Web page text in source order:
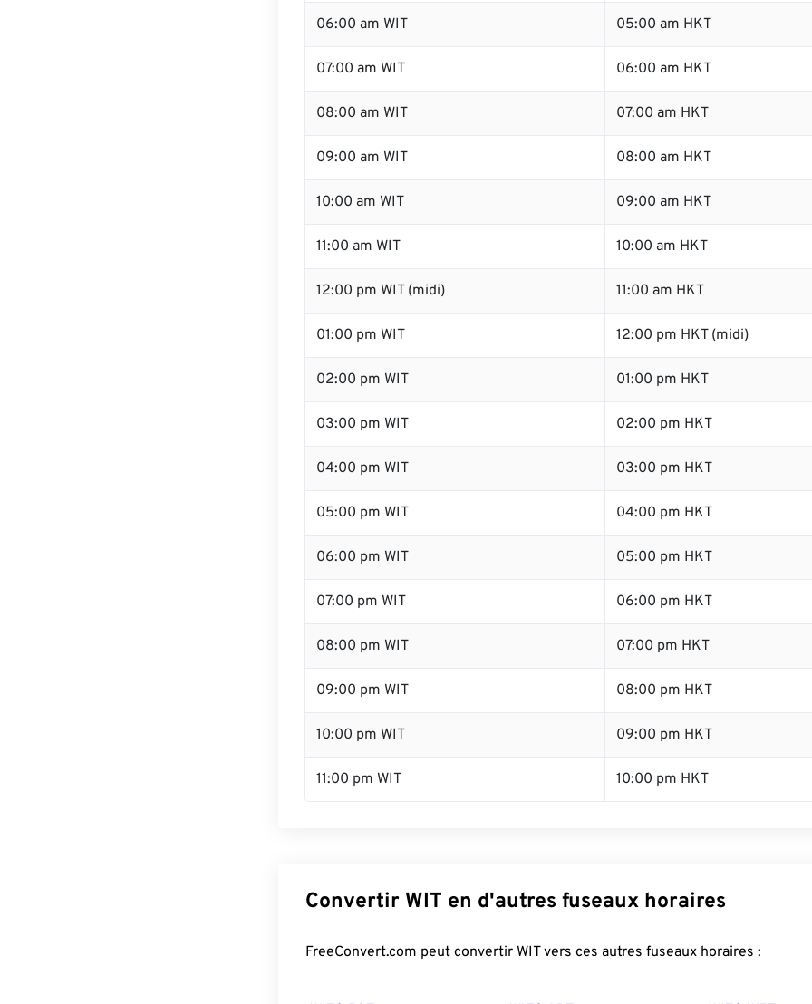
06:00 am WIT 05:00 am HKT
07:00 am WIT 06:00 am HKT
08:00 am WIT 07:00 am HKT
09:00 am WIT 08:00 am HKT
10:00 am WIT 09:00 am HKT
11:00 am WIT 10:00 am HKT
12:00 pm WIT (midi) 11:00 am HKT
01:00 pm WIT 12:00 pm HKT (midi)
02:00 pm WIT 01:00 pm HKT
03:00 pm WIT 02:00 pm HKT
04:00 pm WIT 03:00 pm HKT
05:00 pm WIT 04:00 pm HKT
06:00 pm WIT 05:00 pm HKT
07:00 pm WIT 06:00 pm HKT
08:00 pm WIT 07:00 pm HKT
09:00 pm WIT 08:00 pm HKT
10:00 pm WIT 09:00 pm HKT
11:00 pm WIT 10:00 pm HKT
Convertir WIT en d'autres fuseaux horaires
FreeConvert.com peut convertir WIT vers ces autres fuseaux horaires :